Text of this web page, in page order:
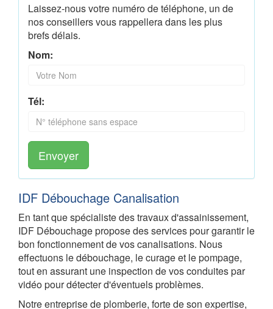
Laissez-nous votre numéro de téléphone, un de
nos conseillers vous rappellera dans les plus
brefs délais.
Nom:
Tél:
Envoyer
IDF Débouchage Canalisation
En tant que spécialiste des travaux d'assainissement,
IDF Débouchage propose des services pour garantir le
bon fonctionnement de vos canalisations. Nous
effectuons le débouchage, le curage et le pompage,
tout en assurant une inspection de vos conduites par
vidéo pour détecter d'éventuels problèmes.
Notre entreprise de plomberie, forte de son expertise,